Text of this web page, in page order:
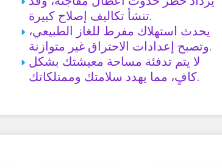
تنشأ تكاليف إصلاح كبيرة.
يحدث استهلاك مفرط للغاز الطبيعي،
وتصبح إعدادات الاحتراق غير متوازنة.
لا يتم تدفئة مساحة معيشتك بشكل
كافٍ، مما يهدد سلامتك وممتلكاتك.